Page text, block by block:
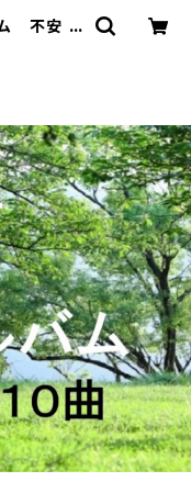
不安 |